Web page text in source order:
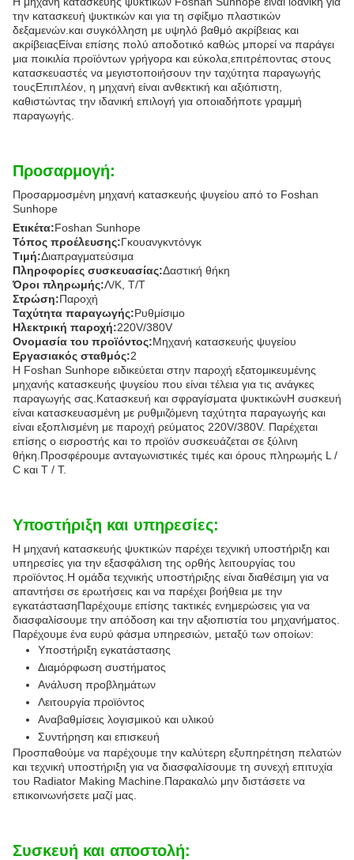
την κατασκευή ψυκτικών και για τη σφίξιμο πλαστικών
δεξαμενών.και συγκόλληση με υψηλό βαθμό ακρίβειας και
ακρίβειαςΕίναι επίσης πολύ αποδοτικό καθώς μπορεί να παράγει
μια ποικιλία προϊόντων γρήγορα και εύκολα,επιτρέποντας στους
κατασκευαστές να μεγιστοποιήσουν την ταχύτητα παραγωγής
τουςΕπιπλέον, η μηχανή είναι ανθεκτική και αξιόπιστη,
καθιστώντας την ιδανική επιλογή για οποιαδήποτε γραμμή
παραγωγής.
Προσαρμογή:
Προσαρμοσμένη μηχανή κατασκευής ψυγείου από το Foshan
Sunhope
Ετικέτα:Foshan Sunhope
Τόπος προέλευσης:Γκουανγκντόνγκ
Τιμή:Διαπραγματεύσιμα
Πληροφορίες συσκευασίας:Δαστική θήκη
Όροι πληρωμής:Λ/Κ, Τ/Τ
Στρώση:Παροχή
Ταχύτητα παραγωγής:Ρυθμίσιμο
Ηλεκτρική παροχή:220V/380V
Ονομασία του προϊόντος:Μηχανή κατασκευής ψυγείου
Εργασιακός σταθμός:2
Η Foshan Sunhope ειδικεύεται στην παροχή εξατομικευμένης
μηχανής κατασκευής ψυγείου που είναι τέλεια για τις ανάγκες
παραγωγής σας.Κατασκευή και σφραγίσματα ψυκτικώνΗ συσκευή
είναι κατασκευασμένη με ρυθμιζόμενη ταχύτητα παραγωγής και
είναι εξοπλισμένη με παροχή ρεύματος 220V/380V. Παρέχεται
επίσης ο εισροστής και το προϊόν συσκευάζεται σε ξύλινη
θήκη.Προσφέρουμε ανταγωνιστικές τιμές και όρους πληρωμής L /
C και T / T.
Υποστήριξη και υπηρεσίες:
Η μηχανή κατασκευής ψυκτικών παρέχει τεχνική υποστήριξη και
υπηρεσίες για την εξασφάλιση της ορθής λειτουργίας του
προϊόντος.Η ομάδα τεχνικής υποστήριξης είναι διαθέσιμη για να
απαντήσει σε ερωτήσεις και να παρέχει βοήθεια με την
εγκατάστασηΠαρέχουμε επίσης τακτικές ενημερώσεις για να
διασφαλίσουμε την απόδοση και την αξιοπιστία του μηχανήματος.
Παρέχουμε ένα ευρύ φάσμα υπηρεσιών, μεταξύ των οποίων:
Υποστήριξη εγκατάστασης
Διαμόρφωση συστήματος
Ανάλυση προβλημάτων
Λειτουργία προϊόντος
Αναβαθμίσεις λογισμικού και υλικού
Συντήρηση και επισκευή
Προσπαθούμε να παρέχουμε την καλύτερη εξυπηρέτηση πελατών
και τεχνική υποστήριξη για να διασφαλίσουμε τη συνεχή επιτυχία
του Radiator Making Machine.Παρακαλώ μην διστάσετε να
επικοινωνήσετε μαζί μας.
Συσκευή και αποστολή: